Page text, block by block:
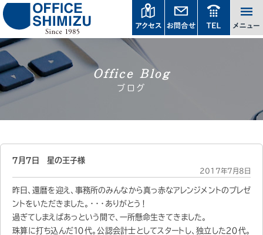
Office Blog
ブログ
７月７日 星の王子様
2017年7月8日
昨日、還暦を迎え、事務所のみんなから真っ赤なアレンジメントのプレゼ
ントをいただきました。・・・ありがとう！
過ぎてしまえばあっという間で、一所懸命生きてきました。
珠算に打ち込んだ１０代。公認会計士としてスタートし、独立した２０代。